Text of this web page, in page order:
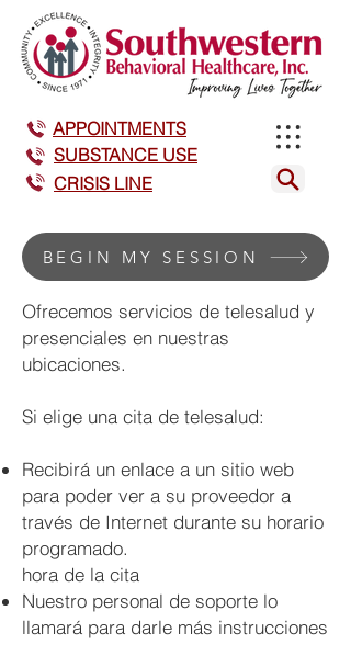
APPOINTMENTS
SUBSTANCE USE
CRISIS LINE
BEGIN MY SESSION
Ofrecemos servicios de telesalud y
presenciales en nuestras
ubicaciones.
Si elige una cita de telesalud:
Recibirá un enlace a un sitio web
para poder ver a su proveedor a
través de Internet durante su horario
programado.
hora de la cita
Nuestro personal de soporte lo
llamará para darle más instrucciones